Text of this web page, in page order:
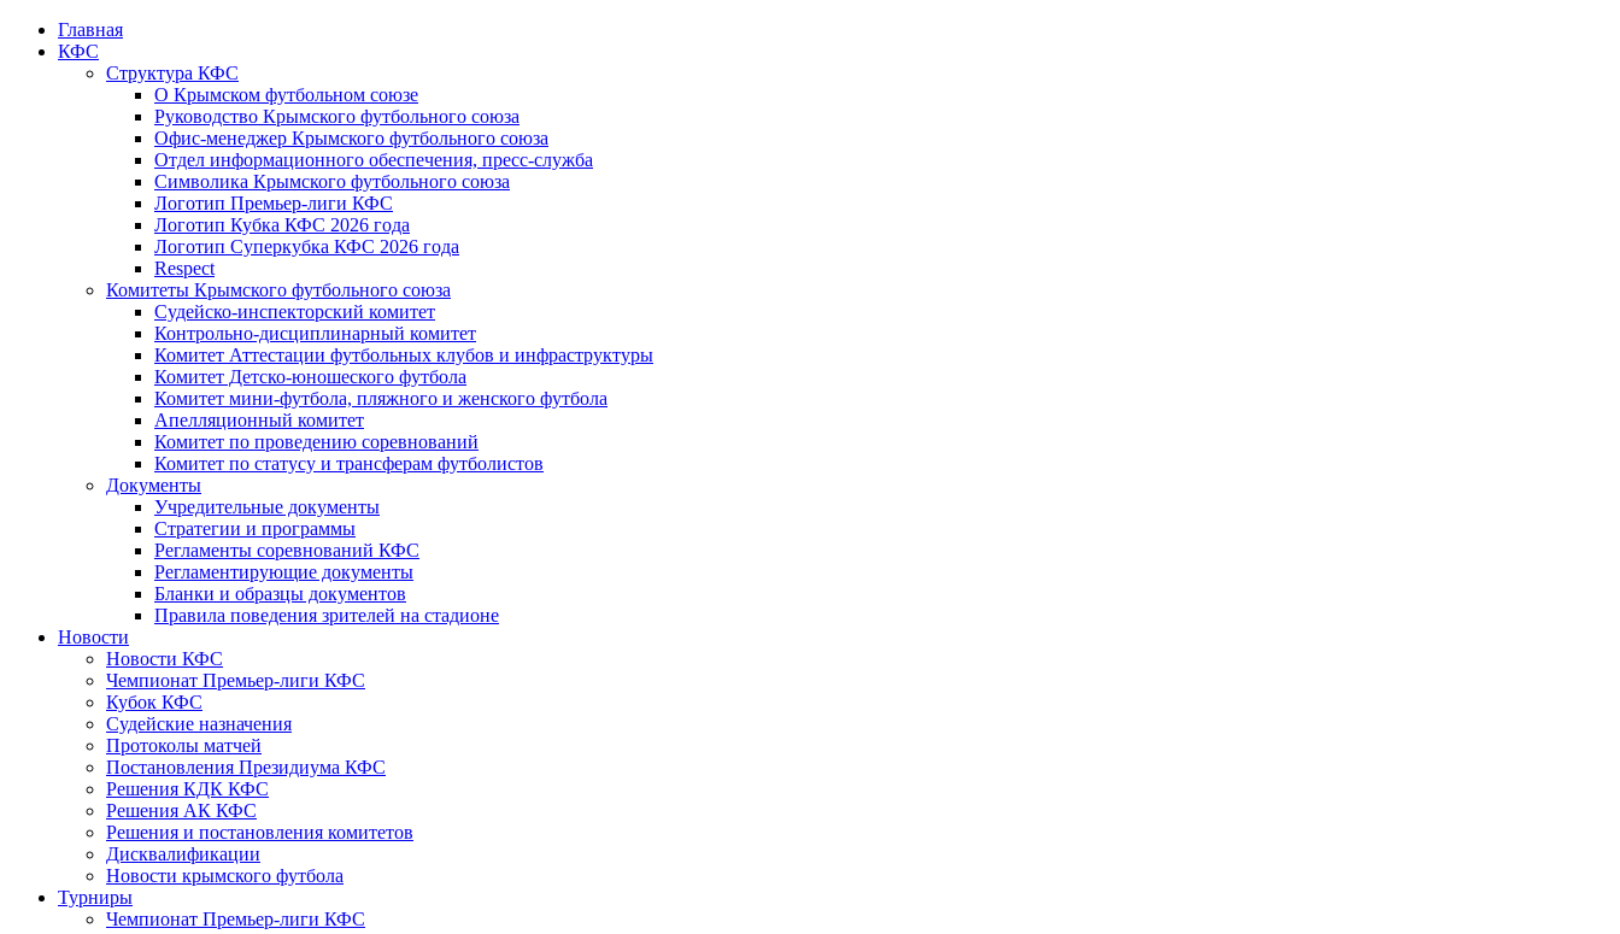
Главная
КФС
Структура КФС
О Крымском футбольном союзе
Руководство Крымского футбольного союза
Офис-менеджер Крымского футбольного союза
Отдел информационного обеспечения, пресс-служба
Символика Крымского футбольного союза
Логотип Премьер-лиги КФС
Логотип Кубка КФС 2026 года
Логотип Суперкубка КФС 2026 года
Respect
Комитеты Крымского футбольного союза
Судейско-инспекторский комитет
Контрольно-дисциплинарный комитет
Комитет Аттестации футбольных клубов и инфраструктуры
Комитет Детско-юношеского футбола
Комитет мини-футбола, пляжного и женского футбола
Апелляционный комитет
Комитет по проведению соревнований
Комитет по статусу и трансферам футболистов
Документы
Учредительные документы
Стратегии и программы
Регламенты соревнований КФС
Регламентирующие документы
Бланки и образцы документов
Правила поведения зрителей на стадионе
Новости
Новости КФС
Чемпионат Премьер-лиги КФС
Кубок КФС
Судейские назначения
Протоколы матчей
Постановления Президиума КФС
Решения КДК КФС
Решения АК КФС
Решения и постановления комитетов
Дисквалификации
Новости крымского футбола
Турниры
Чемпионат Премьер-лиги КФС